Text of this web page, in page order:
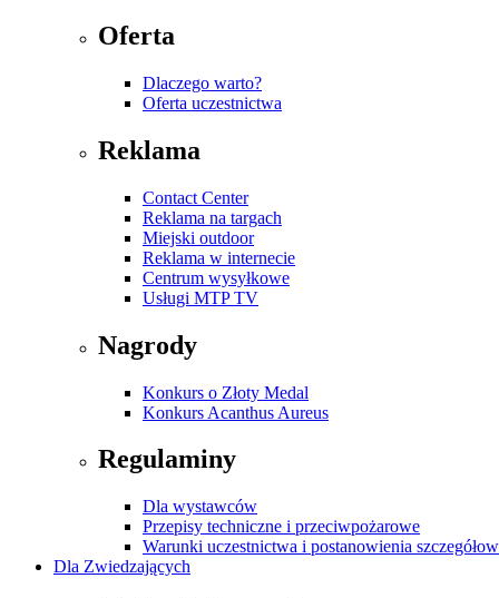
Oferta
Dlaczego warto?
Oferta uczestnictwa
Reklama
Contact Center
Reklama na targach
Miejski outdoor
Reklama w internecie
Centrum wysyłkowe
Usługi MTP TV
Nagrody
Konkurs o Złoty Medal
Konkurs Acanthus Aureus
Regulaminy
Dla wystawców
Przepisy techniczne i przeciwpożarowe
Warunki uczestnictwa i postanowienia
Dla Zwiedzających